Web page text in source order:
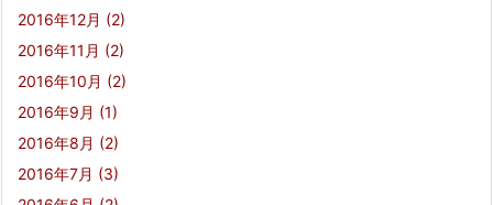
2016年12月 (2)
2016年11月 (2)
2016年10月 (2)
2016年9月 (1)
2016年8月 (2)
2016年7月 (3)